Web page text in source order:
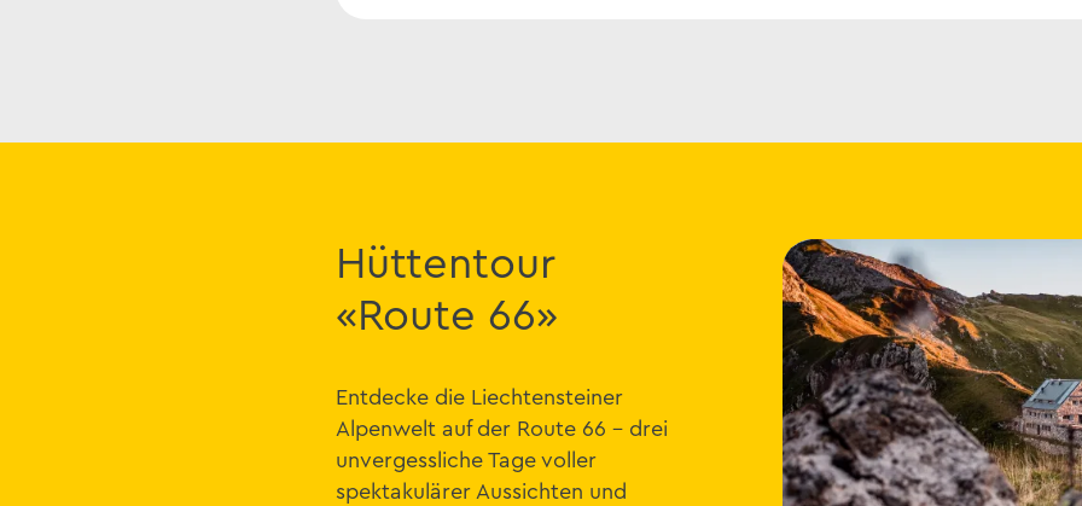
Hüttentour
«Route 66»
Entdecke die Liechtensteiner
Alpenwelt auf der Route 66 – drei
unvergessliche Tage voller
spektakulärer Aussichten und